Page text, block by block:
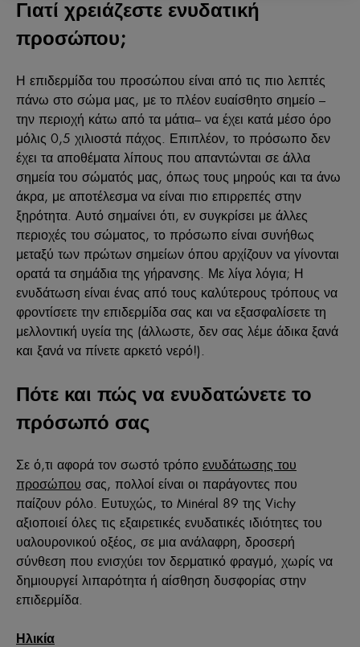
Γιατί χρειάζεστε ενυδατική
προσώπου;
Η επιδερμίδα του προσώπου είναι από τις πιο λεπτές
πάνω στο σώμα μας, με το πλέον ευαίσθητο σημείο –
την περιοχή κάτω από τα μάτια– να έχει κατά μέσο όρο
μόλις 0,5 χιλιοστά πάχος. Επιπλέον, το πρόσωπο δεν
έχει τα αποθέματα λίπους που απαντώνται σε άλλα
σημεία του σώματός μας, όπως τους μηρούς και τα άνω
άκρα, με αποτέλεσμα να είναι πιο επιρρεπές στην
ξηρότητα. Αυτό σημαίνει ότι, εν συγκρίσει με άλλες
περιοχές του σώματος, το πρόσωπο είναι συνήθως
μεταξύ των πρώτων σημείων όπου αρχίζουν να γίνονται
ορατά τα σημάδια της γήρανσης. Με λίγα λόγια; Η
ενυδάτωση είναι ένας από τους καλύτερους τρόπους να
φροντίσετε την επιδερμίδα σας και να εξασφαλίσετε τη
μελλοντική υγεία της (άλλωστε, δεν σας λέμε άδικα ξανά
και ξανά να πίνετε αρκετό νερό!).
Πότε και πώς να ενυδατώνετε το
πρόσωπό σας
Σε ό,τι αφορά τον σωστό τρόπο ενυδάτωσης του
προσώπου σας, πολλοί είναι οι παράγοντες που
παίζουν ρόλο. Ευτυχώς, το Minéral 89 της Vichy
αξιοποιεί όλες τις εξαιρετικές ενυδατικές ιδιότητες του
υαλουρονικού οξέος, σε μια ανάλαφρη, δροσερή
σύνθεση που ενισχύει τον δερματικό φραγμό, χωρίς να
δημιουργεί λιπαρότητα ή αίσθηση δυσφορίας στην
επιδερμίδα.
Ηλικία